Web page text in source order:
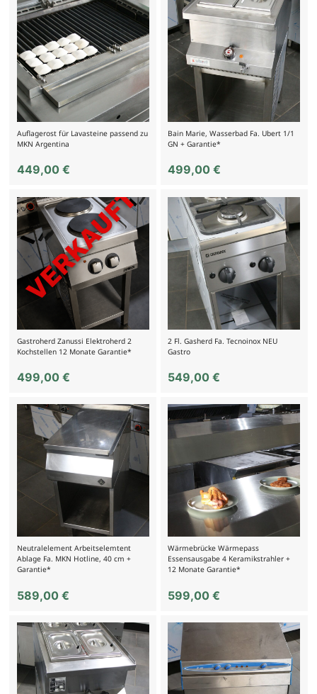
Auflagerost für Lavasteine passend zu
MKN Argentina
449,00 €
Bain Marie, Wasserbad Fa. Ubert 1/1
GN + Garantie*
499,00€
Gastroherd Zanussi Elektroherd 2
Kochstellen 12 Monate Garantie*
499,00 €
2 Fl. Gasherd Fa. Tecnoinox NEU
Gastro
549,00€
Neutralelement Arbeitselemtent
Ablage Fa. MKN Hotline, 40 cm +
Garantie*
589,00 €
Wärmebrücke Wärmepass
Essensausgabe 4 Keramikstrahler +
12 Monate Garantie*
599,00€